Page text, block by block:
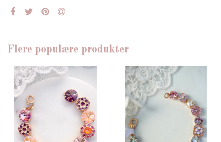
Flere populære produkter